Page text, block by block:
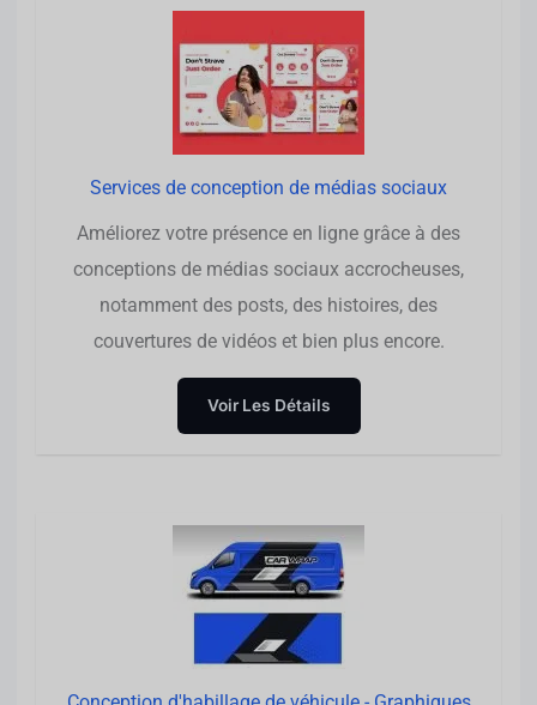
Services de conception de médias sociaux
Améliorez votre présence en ligne grâce à des
conceptions de médias sociaux accrocheuses,
notamment des posts, des histoires, des
couvertures de vidéos et bien plus encore.
Voir Les Détails